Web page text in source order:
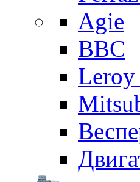
Agie
BBC
Leroy